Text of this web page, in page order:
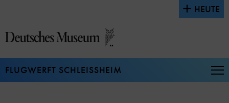
Seiteninhalt
springen
HEUTE
FLUGWERFT SCHLEISSHEIM